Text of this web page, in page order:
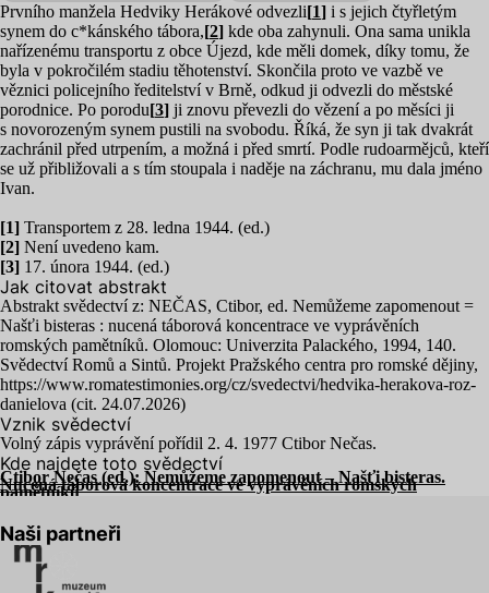
Prvního manžela Hedviky Herákové odvezli[1] i s jejich čtyřletým
synem do c*kánského tábora,[2] kde oba zahynuli. Ona sama unikla
nařízenému transportu z obce Újezd, kde měli domek, díky tomu, že
byla v pokročilém stadiu těhotenství. Skončila proto ve vazbě ve
věznici policejního ředitelství v Brně, odkud ji odvezli do městské
porodnice. Po porodu[3] ji znovu převezli do vězení a po měsíci ji
s novorozeným synem pustili na svobodu. Říká, že syn ji tak dvakrát
zachránil před utrpením, a možná i před smrtí. Podle rudoarmějců, kteří
se už přibližovali a s tím stoupala i naděje na záchranu, mu dala jméno
Ivan.
[1] Transportem z 28. ledna 1944. (ed.)
[2] Není uvedeno kam.
[3] 17. února 1944. (ed.)
Jak citovat abstrakt
Abstrakt svědectví z: NEČAS, Ctibor, ed. Nemůžeme zapomenout =
Našťi bisteras : nucená táborová koncentrace ve vyprávěních
romských pamětníků. Olomouc: Univerzita Palackého, 1994, 140.
Svědectví Romů a Sintů. Projekt Pražského centra pro romské dějiny,
https://www.romatestimonies.org/cz/svedectvi/hedvika-herakova-roz-
danielova (cit. 24.07.2026)
Vznik svědectví
Volný zápis vyprávění pořídil 2. 4. 1977 Ctibor Nečas.
Kde najdete toto svědectví
Ctibor Nečas (ed.): Nemůžeme zapomenout – Našťi bisteras.
Nucená táborová koncentrace ve vyprávěních romských
pamětníků
Naši partneři